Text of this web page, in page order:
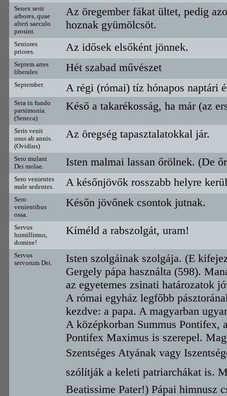
Senex serit
arbores, quae
alteri saeculo
prosint.
Az öregember fákat ültet, pedig
hoznak gyümölcsöt.
Seniores
priores.
Az idősek elsőként jönnek.
Septem artes
liberales
Hét szabad művészet
September. A régi (római) tíz hónapos naptári
Sera in fundo
parsimonia.
(Seneca)
Késő a takarékosság, ha már (az
Seris venit
usus ab annis.
(Ovidius)
Az öregség tapasztalatokkal jár.
Sero mulant
Dei molae.
Isten malmai lassan őrölnek. (De
Sero venientes
male sedentes.
A későnjövők rosszabb helyre
Sero
venientibus
ossa.
Későn jövőnek csontok jutnak.
Servus
humillimus,
domine!
Kíméld a rabszolgát, uram!
Servus
servorum Dei.
Isten szolgáinak szolgája. (E
Gergely pápa használta (598).
az egyetemes zsinati határozatok
A római egyház legfőbb
kezdve: a papa. A magyarban
A középkorban Summus Pontifex,
Pontifex Maximus is szerepel.
Szentséges Atyának vagy
szólítják a keleti patriarchákat is.
Beatissime Pater!) Pápai himnusz